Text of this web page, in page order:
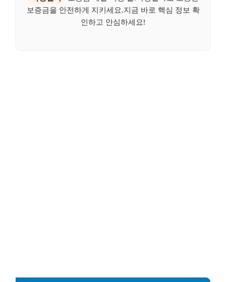
보증금을 안전하게 지키세요.지금 바로 핵심 정보 확
인하고 안심하세요!